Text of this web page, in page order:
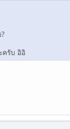
รับ อิอิ